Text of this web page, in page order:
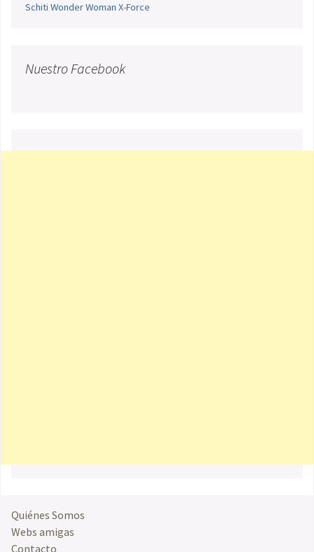
Schiti Wonder Woman X-Force
Nuestro Facebook
Quiénes Somos
Webs amigas
Contacto